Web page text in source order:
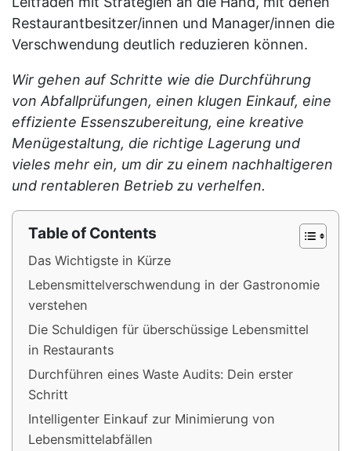
Restaurantbesitzer/innen und Manager/innen die
Verschwendung deutlich reduzieren können.
Wir gehen auf Schritte wie die Durchführung
von Abfallprüfungen, einen klugen Einkauf, eine
effiziente Essenszubereitung, eine kreative
Menügestaltung, die richtige Lagerung und
vieles mehr ein, um dir zu einem nachhaltigeren
und rentableren Betrieb zu verhelfen.
Table of Contents
Das Wichtigste in Kürze
Lebensmittelverschwendung in der Gastronomie
verstehen
Die Schuldigen für überschüssige Lebensmittel
in Restaurants
Durchführen eines Waste Audits: Dein erster
Schritt
Intelligenter Einkauf zur Minimierung von
Lebensmittelabfällen